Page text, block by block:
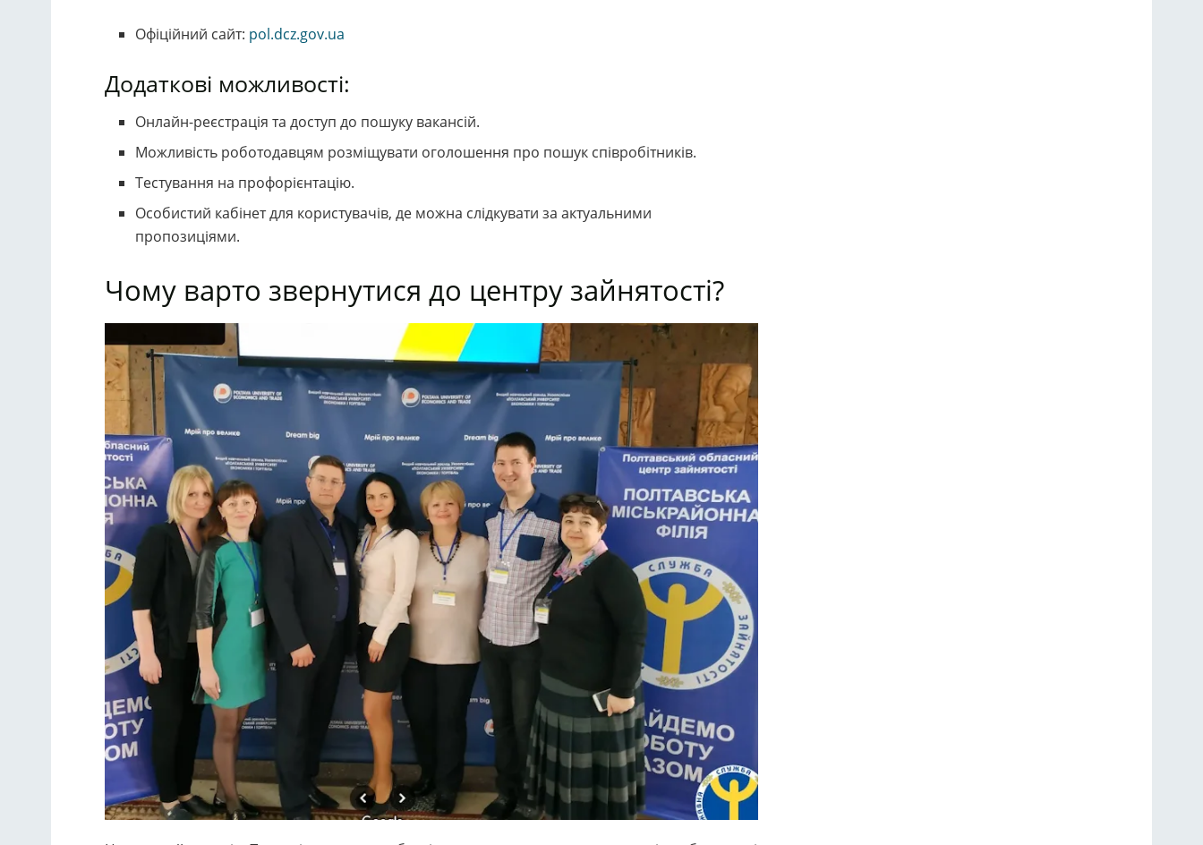
Офіційний сайт: pol.dcz.gov.ua
Додаткові можливості:
Онлайн-реєстрація та доступ до пошуку вакансій.
Можливість роботодавцям розміщувати оголошення про пошук співробітників.
Тестування на профорієнтацію.
Особистий кабінет для користувачів, де можна слідкувати за актуальними
пропозиціями.
Чому варто звернутися до центру зайнятості?